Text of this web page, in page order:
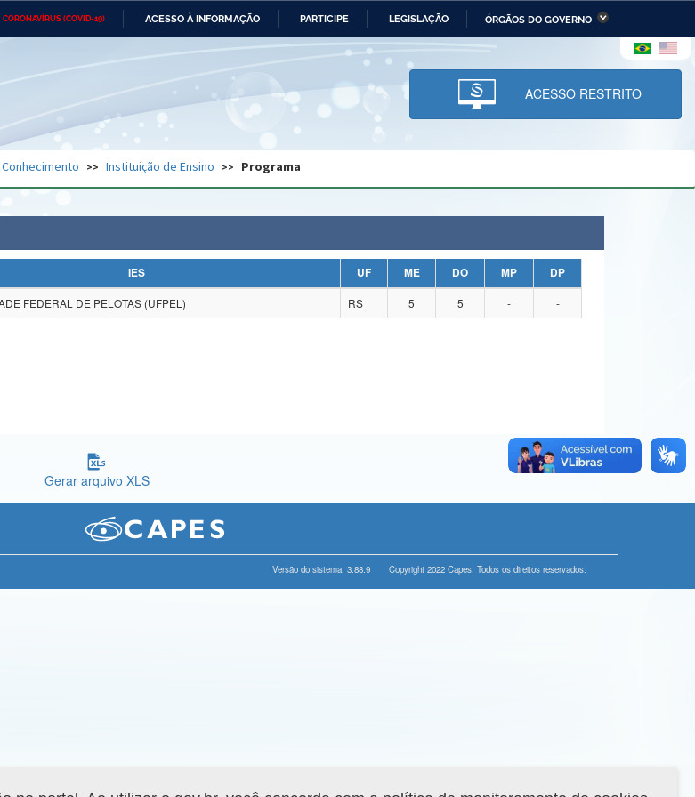
CORONAVÍRUS (COVID-19) ACESSO À INFORMAÇÃO PARTICIPE LEGISLAÇÃO ÓRGÃOS DO GOVERNO
Ministério das Relações Ministério da Economia Ministério da Infraestrutura
Ministério da Ciência,
Tecnologia, Inovações e
Comunicações
e dos Direitos Humanos
da União Banco Central do Brasil Planalto
ACESSO RESTRITO
Instituição de Ensino Programa
IES UF ME DO MP
DP
FEDERAL DE PELOTAS (UFPEL) RS 5 5 - -
Gerar arquivo XLS
Versão do sistema: 3.88.9 Copyright 2022 Capes. Todos os direitos reservados.